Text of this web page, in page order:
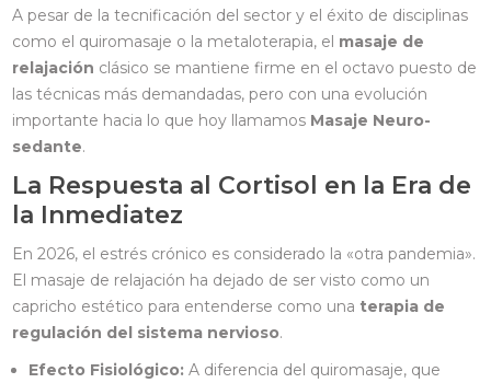
A pesar de la tecnificación del sector y el éxito de disciplinas
como el quiromasaje o la metaloterapia, el masaje de
relajación clásico se mantiene firme en el octavo puesto de
las técnicas más demandadas, pero con una evolución
importante hacia lo que hoy llamamos Masaje Neuro-
sedante.
La Respuesta al Cortisol en la Era de
la Inmediatez
En 2026, el estrés crónico es considerado la «otra pandemia».
El masaje de relajación ha dejado de ser visto como un
capricho estético para entenderse como una terapia de
regulación del sistema nervioso.
Efecto Fisiológico: A diferencia del quiromasaje, que